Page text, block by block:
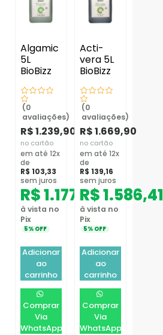
Algamic
5L
BioBizz
(0
avaliações)
R$1.239,90
no cartão
em até 12x
de
R$ 103,33
sem juros
R$1.177,91
à vista no
Pix
5% OFF
Adicionar
ao
carrinho
Comprar
Via
WhatsApp
Acti-
vera 5L
BioBizz
(0
avaliações)
R$1.669,90
no cartão
em até 12x
de
R$ 139,16
sem juros
R$1.586,41
à vista no
Pix
5% OFF
Adicionar
ao
carrinho
Comprar
Via
WhatsApp